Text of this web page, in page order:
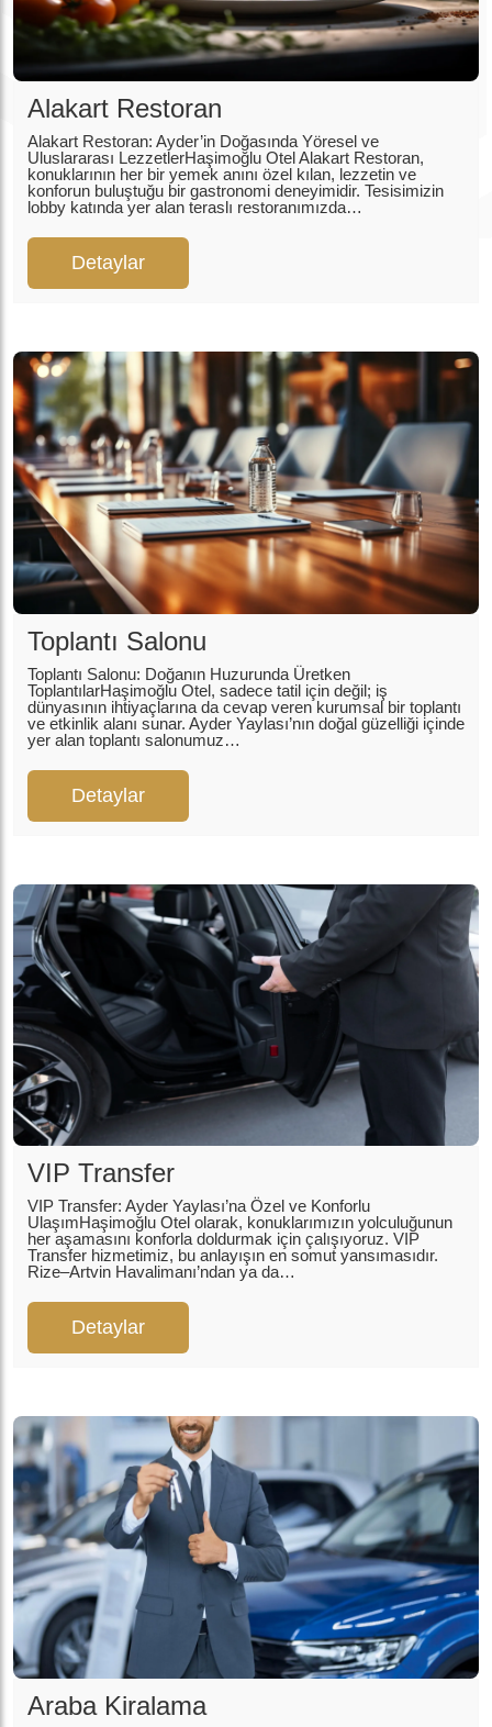
Alakart Restoran
Alakart Restoran: Ayder’in Doğasında Yöresel ve
Uluslararası LezzetlerHaşimoğlu Otel Alakart Restoran,
konuklarının her bir yemek anını özel kılan, lezzetin ve
konforun buluştuğu bir gastronomi deneyimidir. Tesisimizin
lobby katında yer alan teraslı restoranımızda…
Detaylar
Toplantı Salonu
Toplantı Salonu: Doğanın Huzurunda Üretken
ToplantılarHaşimoğlu Otel, sadece tatil için değil; iş
dünyasının ihtiyaçlarına da cevap veren kurumsal bir toplantı
ve etkinlik alanı sunar. Ayder Yaylası’nın doğal güzelliği içinde
yer alan toplantı salonumuz…
Detaylar
VIP Transfer
VIP Transfer: Ayder Yaylası’na Özel ve Konforlu
UlaşımHaşimoğlu Otel olarak, konuklarımızın yolculuğunun
her aşamasını konforla doldurmak için çalışıyoruz. VIP
Transfer hizmetimiz, bu anlayışın en somut yansımasıdır.
Rize–Artvin Havalimanı’ndan ya da…
Detaylar
Araba Kiralama